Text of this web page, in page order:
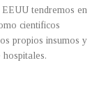
tendremos en
cientificos
propios insumos y